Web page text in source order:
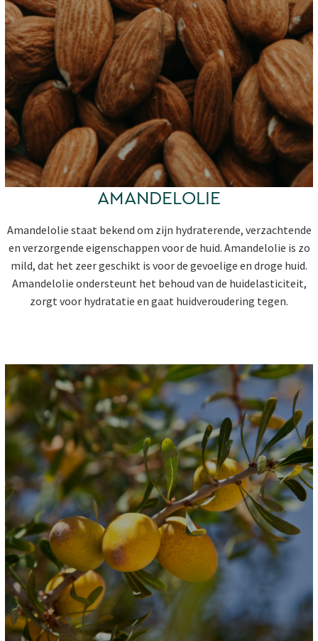
AMANDELOLIE
Amandelolie staat bekend om zijn hydraterende, verzachtende
en verzorgende eigenschappen voor de huid. Amandelolie is zo
mild, dat het zeer geschikt is voor de gevoelige en droge huid.
Amandelolie ondersteunt het behoud van de huidelasticiteit,
zorgt voor hydratatie en gaat huidveroudering tegen.